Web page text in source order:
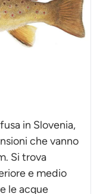
in Slovenia,
che vanno
Si trova
e medio
le acque